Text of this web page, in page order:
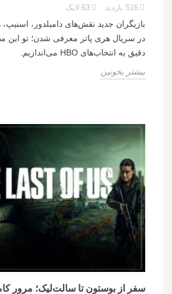
516 بازدید 63 لایک
بازیگران جدید نقش‌های دامبلدور،
در سریال هری پاتر معرفی شدن؛ تو این
دقیق به انتخاب‌های HBO می‌اندازیم.
بیشتر بخونین
سفر از بوستون تا سالت‌لیک؛ مرور